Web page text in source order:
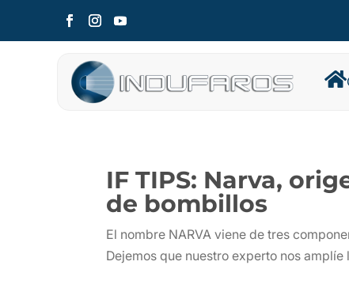

IF TIPS: Narva,
de bombillos
El nombre NARVA viene de tres
Dejemos que nuestro experto nos amplíe